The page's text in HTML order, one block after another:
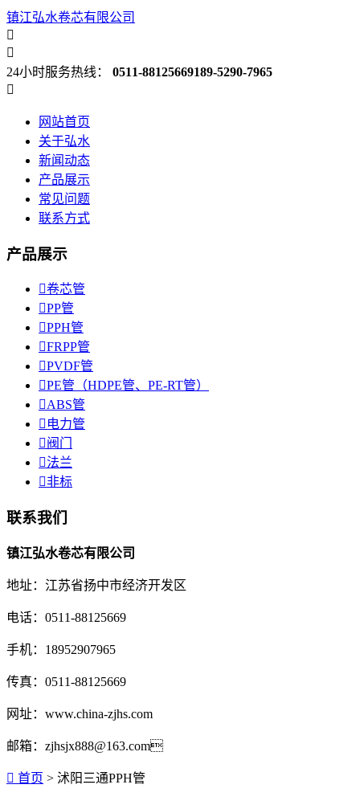
镇江弘水卷芯有限公司


24小时服务热线：
0511-88125669189-5290-7965

网站首页
关于弘水
新闻动态
产品展示
常见问题
联系方式
产品展示
卷芯管
PP管
PPH管
FRPP管
PVDF管
PE管（HDPE管、PE-RT管）
ABS管
 电力管
阀门
法兰
非标
联系我们
镇江弘水卷芯有限公司
地址：江苏省扬中市经济开发区
电话：0511-88125669
手机：18952907965
传真：0511-88125669
网址：www.china-zjhs.com
邮箱：zjhsjx888@163.com
 首页 > 沭阳三通PPH管